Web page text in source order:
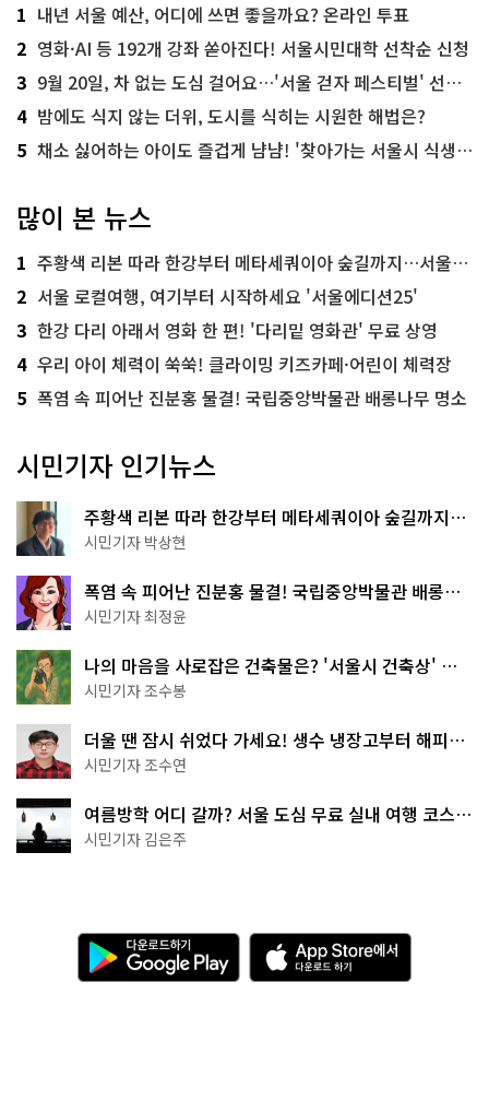
1 내년 서울 예산, 어디에 쓰면 좋을까요? 온라인 투표
2 영화·AI 등 192개 강좌 쏟아진다! 서울시민대학 선착순 신청
3 9월 20일, 차 없는 도심 걸어요…'서울 걷자 페스티벌' 선착순 5천명
4 밤에도 식지 않는 더위, 도시를 식히는 시원한 해법은?
5 채소 싫어하는 아이도 즐겁게 냠냠! '찾아가는 서울시 식생활 교육' 현장
많이 본 뉴스
1 주황색 리본 따라 한강부터 메타세쿼이아 숲길까지…서울둘레길 15코스
2 서울 로컬여행, 여기부터 시작하세요 '서울에디션25'
3 한강 다리 아래서 영화 한 편! '다리밑 영화관' 무료 상영
4 우리 아이 체력이 쑥쑥! 클라이밍 키즈카페·어린이 체력장
5 폭염 속 피어난 진분홍 물결! 국립중앙박물관 배롱나무 명소
시민기자 인기뉴스
주황색 리본 따라 한강부터 메타세쿼이아 숲길까지…
서울둘레길 15코스
시민기자 박상현
폭염 속 피어난 진분홍 물결! 국립중앙박물관 배롱나
무 명소
시민기자 최정윤
나의 마음을 사로잡은 건축물은? '서울시 건축상' 수
상작 공개!
시민기자 조수봉
더울 땐 잠시 쉬었다 가세요! 생수 냉장고부터 해피소
·무더위쉼터까지
시민기자 조수연
여름방학 어디 갈까? 서울 도심 무료 실내 여행 코스
추천
시민기자 김은주
다
운
로
A
p
p